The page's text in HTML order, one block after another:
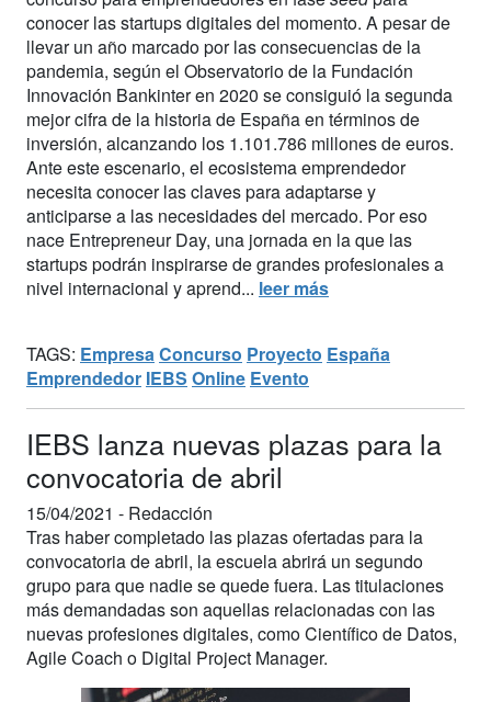
conocer las startups digitales del momento. A pesar de
llevar un año marcado por las consecuencias de la
pandemia, según el Observatorio de la Fundación
Innovación Bankinter en 2020 se consiguió la segunda
mejor cifra de la historia de España en términos de
inversión, alcanzando los 1.101.786 millones de euros.
Ante este escenario, el ecosistema emprendedor
necesita conocer las claves para adaptarse y
anticiparse a las necesidades del mercado. Por eso
nace Entrepreneur Day, una jornada en la que las
startups podrán inspirarse de grandes profesionales a
nivel internacional y aprend... leer más
TAGS: Empresa Concurso Proyecto España
Emprendedor IEBS Online Evento
IEBS lanza nuevas plazas para la
convocatoria de abril
15/04/2021 - Redacción
Tras haber completado las plazas ofertadas para la
convocatoria de abril, la escuela abrirá un segundo
grupo para que nadie se quede fuera. Las titulaciones
más demandadas son aquellas relacionadas con las
nuevas profesiones digitales, como Científico de Datos,
Agile Coach o Digital Project Manager.